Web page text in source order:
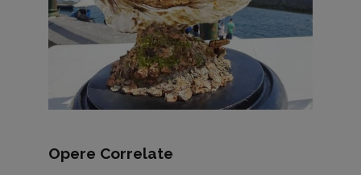
Opere Correlate